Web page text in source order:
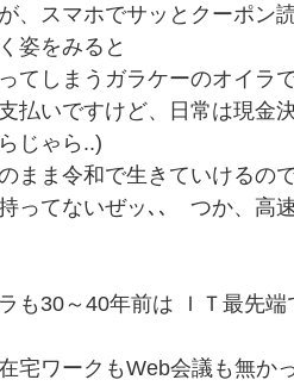
、スマホでサッとクーポン
姿をみると
てしまうガラケーのオイラ
払いですけど、日常は現金
じゃら..)
まま令和で生きていけるの
ってないぜッ､､ つか、高
も30～40年前は ＩＴ最先
宅ワークもWeb会議も無か